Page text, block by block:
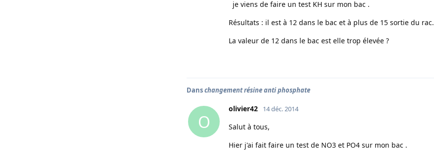
je viens de faire un test KH sur mon bac .
Résultats : il est à 12 dans le bac et à plus de 15 sortie du rac.
La valeur de 12 dans le bac est elle trop élevée ?
Danschangement résine anti phosphate
O
olivier42 14 déc. 2014
Salut à tous,
Hier j'ai fait faire un test de NO3 et PO4 sur mon bac .